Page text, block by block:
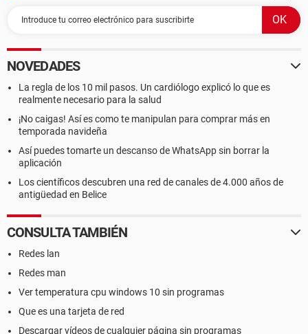
NOVEDADES
La regla de los 10 mil pasos. Un cardiólogo explicó lo que es
realmente necesario para la salud
¡No caigas! Así es como te manipulan para comprar más en
temporada navideña
Así puedes tomarte un descanso de WhatsApp sin borrar la
aplicación
Los científicos descubren una red de canales de 4.000 años de
antigüedad en Belice
CONSULTA TAMBIÉN
Redes lan
Redes man
Ver temperatura cpu windows 10 sin programas
Que es una tarjeta de red
Descargar vídeos de cualquier página sin programas